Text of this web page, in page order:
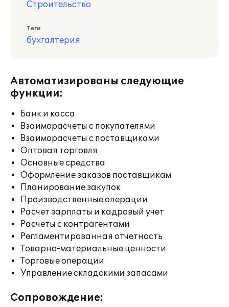
Строительство
Теги
бухгалтерия
Автоматизированы следующие
функции:
Банк и касса
Взаиморасчеты с покупателями
Взаиморасчеты с поставщиками
Оптовая торговля
Основные средства
Оформление заказов поставщикам
Планирование закупок
Производственные операции
Расчет зарплаты и кадровый учет
Расчеты с контрагентами
Регламентированная отчетность
Товарно-материальные ценности
Торговые операции
Управление складскими запасами
Сопровождение: